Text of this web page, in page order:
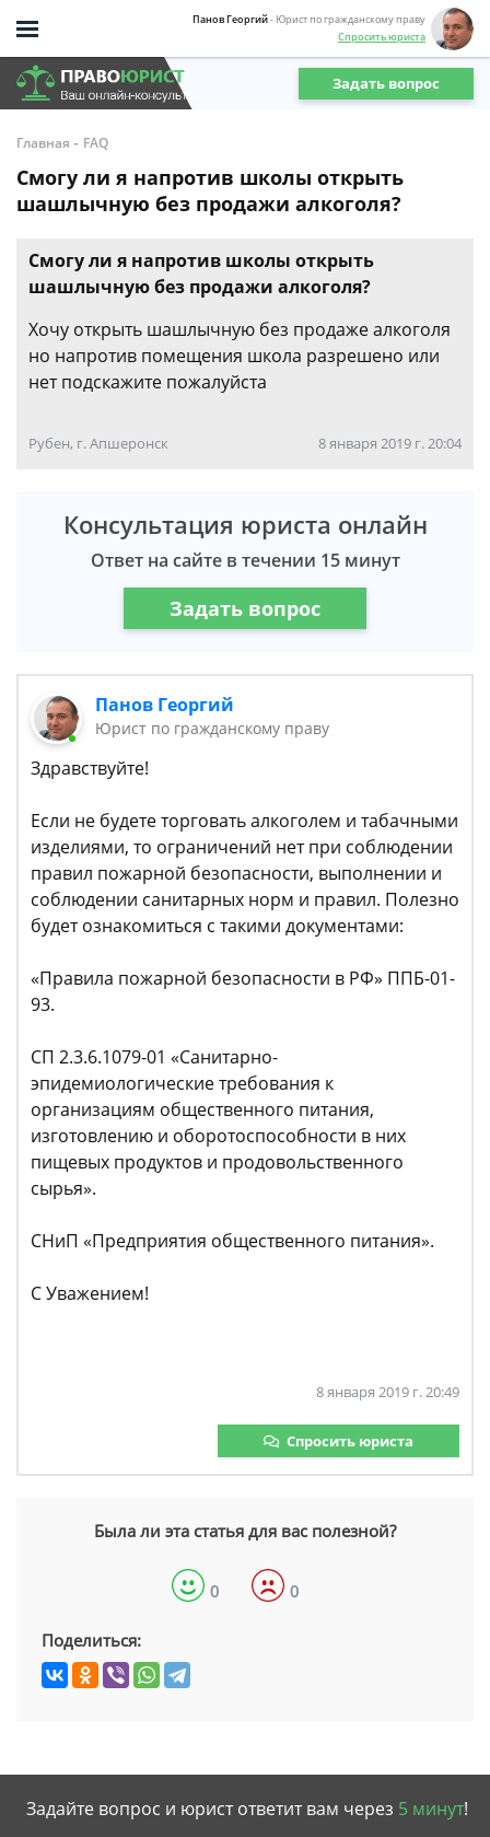
Панов Георгий- Юрист по гражданскому праву
Спросить юриста
Задать вопрос
Главная - FAQ
Смогу ли я напротив школы открыть
шашлычную без продажи алкоголя?
Смогу ли я напротив школы открыть
шашлычную без продажи алкоголя?
Хочу открыть шашлычную без продаже алкоголя
но напротив помещения школа разрешено или
нет подскажите пожалуйста
Рубен, г. Апшеронск 8 января 2019 г. 20:04
Консультация юриста онлайн
Ответ на сайте в течении 15 минут
Задать вопрос
Панов Георгий
Юрист по гражданскому праву
Здравствуйте!
Если не будете торговать алкоголем и табачными
изделиями, то ограничений нет при соблюдении
правил пожарной безопасности, выполнении и
соблюдении санитарных норм и правил. Полезно
будет ознакомиться с такими документами:
«Правила пожарной безопасности в РФ» ППБ-01-
93.
СП 2.3.6.1079-01 «Санитарно-
эпидемиологические требования к
организациям общественного питания,
изготовлению и оборотоспособности в них
пищевых продуктов и продовольственного
сырья».
СНиП «Предприятия общественного питания».
С Уважением!
8 января 2019 г. 20:49
Спросить юриста
Была ли эта статья для вас полезной?
0 0
Поделиться:
Задайте вопрос и юрист ответит вам через 5 минут!